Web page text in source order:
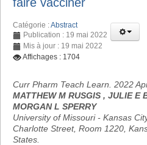
Catégorie :Abstract
Publication : 19 mai 2022
Mis à jour : 19 mai 2022
Affichages : 1704
Curr Pharm Teach Learn. 2022
MATTHEW M RUSGIS , JULIE E
MORGAN L SPERRY
University of Missouri - Kansas
Charlotte Street, Room 1220,
States.